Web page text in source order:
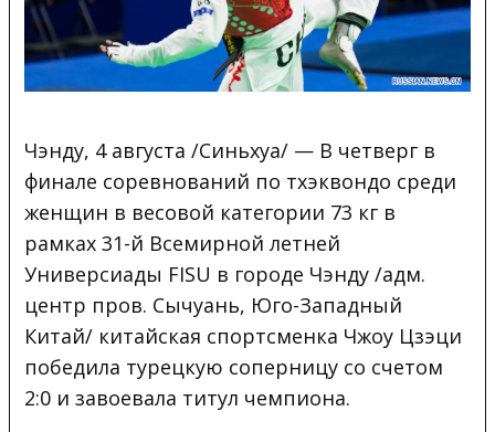
Чэнду, 4 августа /Синьхуа/ — В четверг в
финале соревнований по тхэквондо среди
женщин в весовой категории 73 кг в
рамках 31-й Всемирной летней
Универсиады FISU в городе Чэнду /адм.
центр пров. Сычуань, Юго-Западный
Китай/ китайская спортсменка Чжоу Цзэци
победила турецкую соперницу со счетом
2:0 и завоевала титул чемпиона.